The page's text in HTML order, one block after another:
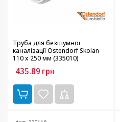
Труба для безшумної
каналізації Ostendorf Skolan
110 х 250 мм (335010)
435.89 грн